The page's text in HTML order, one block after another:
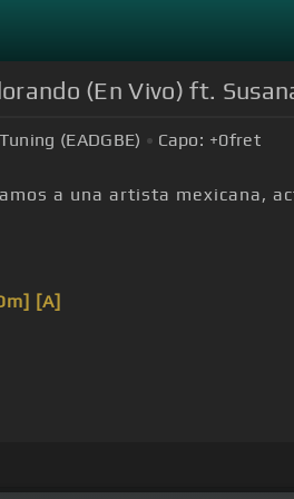
(En Vivo) ft.
(EADGBE) Capo: +0fret
a una artista mexicana,
[A]